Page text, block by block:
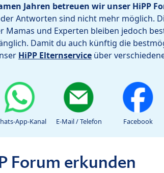
Jahren betreuen wir unser HiPP
Antworten sind nicht mehr möglich.
Mamas und Experten bleiben jedoch
Damit du auch künftig die
HiPP Elternservice über
App-Kanal E-Mail / Telefon Facebook
Forum erkunden